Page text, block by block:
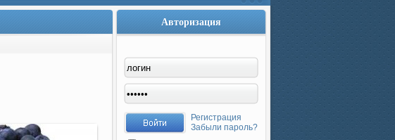
Авторизация
Регистрация
Забыли пароль?